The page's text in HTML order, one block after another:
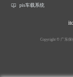
pis车载系统
Copyright © 广东保